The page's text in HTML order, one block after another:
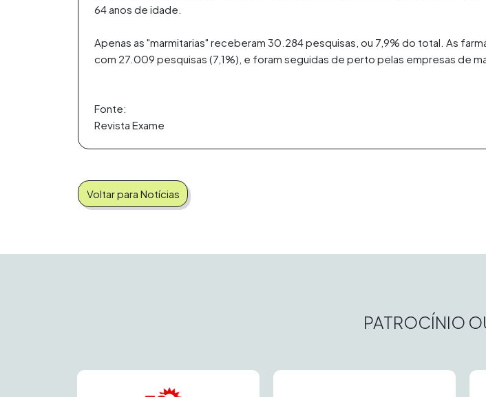
64 anos de idade.
Apenas as "marmitarias" receberam 30.284 pesquisas, ou 7,9% do total. As
com 27.009 pesquisas (7,1%), e foram seguidas de perto pelas empresas de
Fonte:
Revista Exame
Voltar para Notícias
PATROCÍNIO